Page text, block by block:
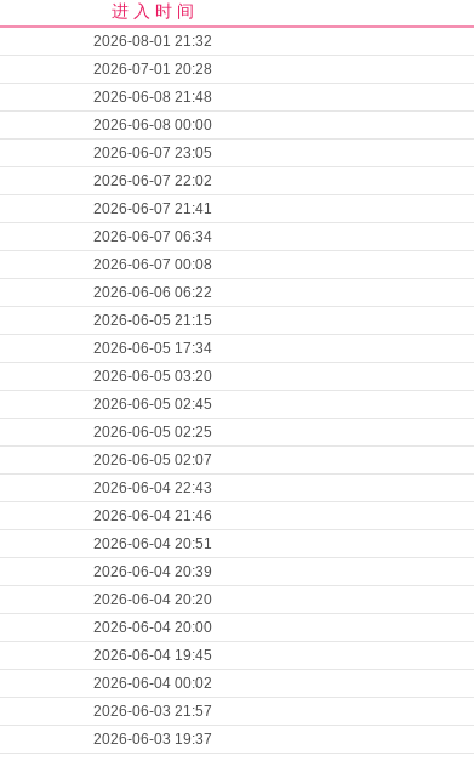
进 入 时 间
2026-08-01 21:32
2026-07-01 20:28
2026-06-08 21:48
2026-06-08 00:00
2026-06-07 23:05
2026-06-07 22:02
2026-06-07 21:41
2026-06-07 06:34
2026-06-07 00:08
2026-06-06 06:22
2026-06-05 21:15
2026-06-05 17:34
2026-06-05 03:20
2026-06-05 02:45
2026-06-05 02:25
2026-06-05 02:07
2026-06-04 22:43
2026-06-04 21:46
2026-06-04 20:51
2026-06-04 20:39
2026-06-04 20:20
2026-06-04 20:00
2026-06-04 19:45
2026-06-04 00:02
2026-06-03 21:57
2026-06-03 19:37